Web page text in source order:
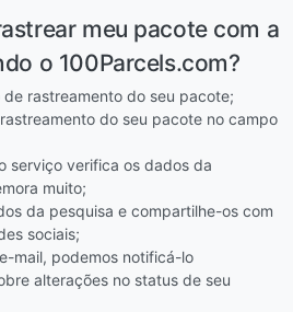
meu pacote com a
o 100Parcels.com?
de rastreamento do seu pacote;
do seu pacote no campo
serviço verifica os dados da
muito;
da pesquisa e compartilhe-os com
sociais;
mail, podemos notificá-lo
alterações no status de seu